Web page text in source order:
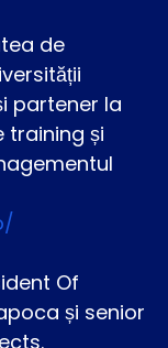
de
partener la
training și
Of
și senior